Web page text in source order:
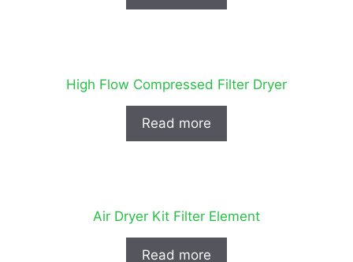
High Flow Compressed Filter Dryer
Read more
Air Dryer Kit Filter Element
Read more